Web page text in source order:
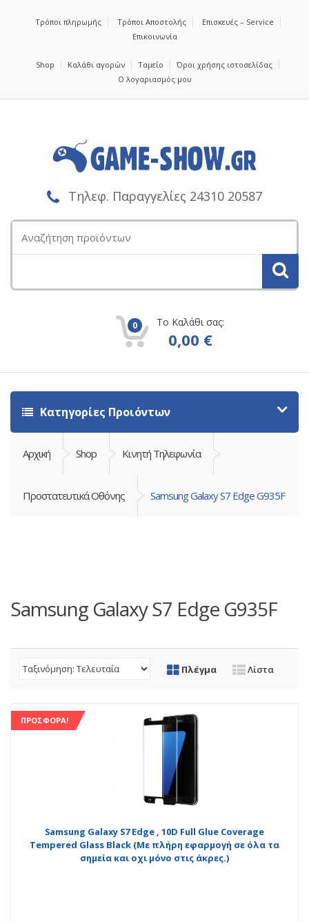
Τρόποι πληρωμής Τρόποι Αποστολής
Επισκευές – Service
Επικοινωνία
Shop Καλάθι αγορών Ταμείο
Όροι χρήσης ιστοσελίδας
Ο λογαριασμός μου
Τηλεφ. Παραγγελίες 24310 20587
για:
0 Το Καλάθι σας:
0,00 €
Κατηγορίες Προιόντων
Αρχική Shop Κινητή Τηλεφωνία
Προστατευτικά Οθόνης Samsung Galaxy S7 Edge G935F
Samsung Galaxy S7 Edge G935F
Πλέγμα Λίστα
ΠΡΟΣΦΟΡΆ!
Samsung Galaxy S7 Edge , 10D Full Glue Coverage
Tempered Glass Black (Με πλήρη εφαρμογή σε όλα τα
σημεία και οχι μόνο στις άκρες.)